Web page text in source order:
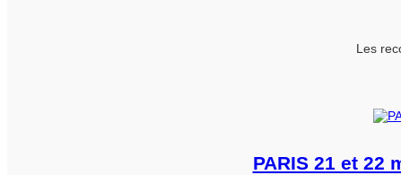
Les
PARIS 21 et 22